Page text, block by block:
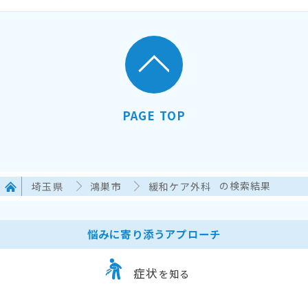
PAGE TOP
埼玉県 鴻巣市 緩和ケア外科 の検索結果
悩みに寄り添うアプローチ
症状 を知る